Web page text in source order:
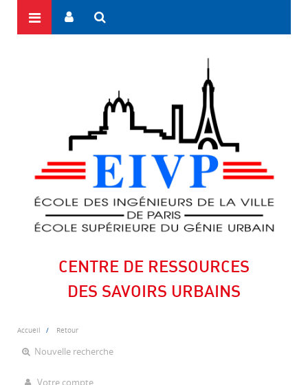
CENTRE DE RESSOURCES
DES SAVOIRS URBAINS
Accueil Retour
Nouvelle recherche
Votre compte